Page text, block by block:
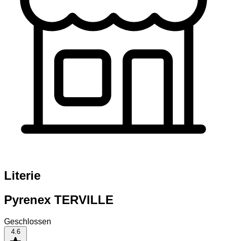
Literie
Pyrenex TERVILLE
Geschlossen
4.6